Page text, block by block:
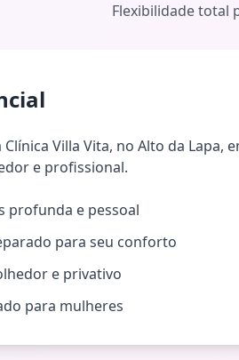
Flexibilidade total
Villa Vita, no Alto da Lapa,
e profissional.
profunda e pessoal
para seu conforto
e privativo
para mulheres